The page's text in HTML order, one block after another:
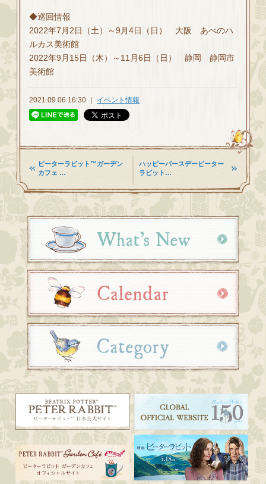
◆巡回情報
2022年7月2日（土）～9月4日（日） 大阪 あべのハ
ルカス美術館
2022年9月15日（木）～11月6日（日） 静岡 静岡市
美術館
2021.09.06 16:30 ｜ イベント情報
ピーターラビット™ガーデン
カフェ …
ハッピーバースデーピーター
ラビット…